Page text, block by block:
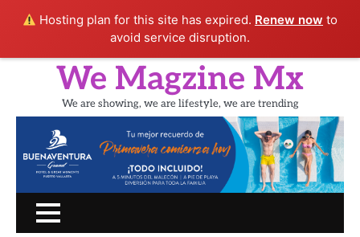
Hosting plan for this site has expired. Renew now to
avoid service disruption.
We Magzine Mx
We are showing, we are lifestyle, we are trending
RATITO